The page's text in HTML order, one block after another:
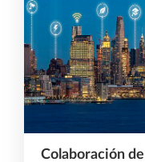
Colaboración